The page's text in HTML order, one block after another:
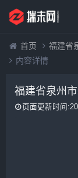
首页
福建省
内容详情
页面更新时间